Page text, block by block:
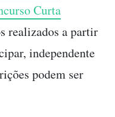
Curta
realizados a partir
independente
podem ser